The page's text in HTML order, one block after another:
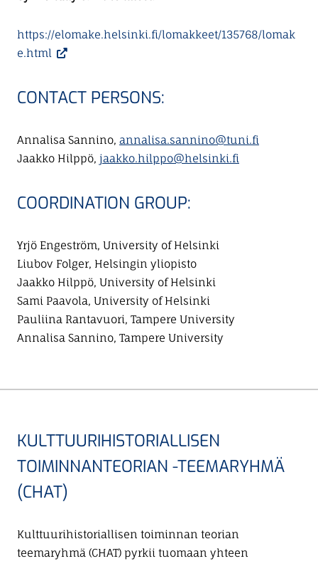
https://elomake.helsinki.fi/lomakkeet/135768/lomak
e.html
CONTACT PERSONS:
Annalisa Sannino, annalisa.sannino@tuni.fi
Jaakko Hilppö, jaakko.hilppo@helsinki.fi
COORDINATION GROUP:
Yrjö Engeström, University of Helsinki
Liubov Folger, Helsingin yliopisto
Jaakko Hilppö, University of Helsinki
Sami Paavola, University of Helsinki
Pauliina Rantavuori, Tampere University
Annalisa Sannino, Tampere University
KULTTUURIHISTORIALLISEN
TOIMINNANTEORIAN -TEEMARYHMÄ
(CHAT)
Kulttuurihistoriallisen toiminnan teorian
teemaryhmä (CHAT) pyrkii tuomaan yhteen